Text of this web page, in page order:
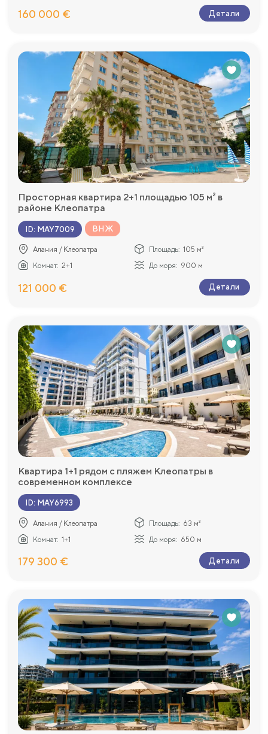
160 000 € Детали
Просторная квартира 2+1 площадью 105 м² в
районе Клеопатра
ID: MAY7009 ВНЖ
Алания / Клеопатра Площадь: 105 м²
Комнат: 2+1 До моря: 900 м
121 000 € Детали
Квартира 1+1 рядом с пляжем Клеопатры в
современном комплексе
ID: MAY6993
Алания / Клеопатра Площадь: 63 м²
Комнат: 1+1 До моря: 650 м
179 300 € Детали